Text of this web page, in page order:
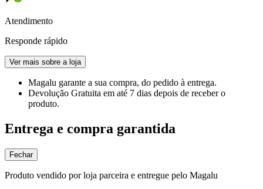
Atendimento
Responde rápido
Ver mais sobre a loja
Magalu garante a sua compra, do pedido à entrega.
Devolução Gratuita em até 7 dias depois de receber o
produto.
Entrega e compra garantida
Fechar
Produto vendido por loja parceira e entregue pelo Magalu